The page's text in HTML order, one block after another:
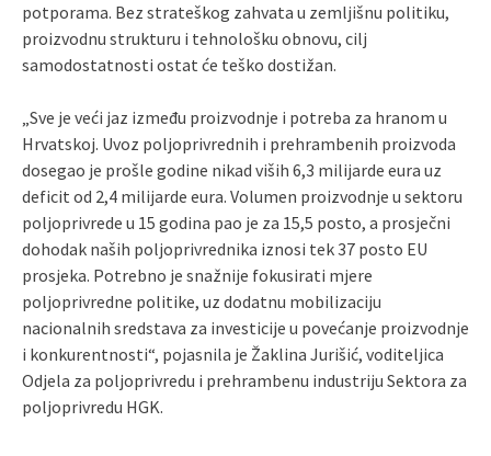
potporama. Bez strateškog zahvata u zemljišnu politiku,
proizvodnu strukturu i tehnološku obnovu, cilj
samodostatnosti ostat će teško dostižan.
„Sve je veći jaz između proizvodnje i potreba za hranom u
Hrvatskoj. Uvoz poljoprivrednih i prehrambenih proizvoda
dosegao je prošle godine nikad viših 6,3 milijarde eura uz
deficit od 2,4 milijarde eura. Volumen proizvodnje u sektoru
poljoprivrede u 15 godina pao je za 15,5 posto, a prosječni
dohodak naših poljoprivrednika iznosi tek 37 posto EU
prosjeka. Potrebno je snažnije fokusirati mjere
poljoprivredne politike, uz dodatnu mobilizaciju
nacionalnih sredstava za investicije u povećanje proizvodnje
i konkurentnosti“, pojasnila je Žaklina Jurišić, voditeljica
Odjela za poljoprivredu i prehrambenu industriju Sektora za
poljoprivredu HGK.